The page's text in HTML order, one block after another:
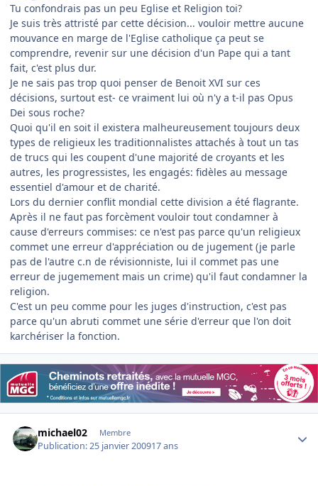
Tu confondrais pas un peu Eglise et Religion toi?
Je suis très attristé par cette décision... vouloir mettre aucune
mouvance en marge de l'Eglise catholique ça peut se
comprendre, revenir sur une décision d'un Pape qui a tant
fait, c'est plus dur.
Je ne sais pas trop quoi penser de Benoit XVI sur ces
décisions, surtout est- ce vraiment lui où n'y a t-il pas Opus
Dei sous roche?
Quoi qu'il en soit il existera malheureusement toujours deux
types de religieux les traditionnalistes attachés à tout un tas
de trucs qui les coupent d'une majorité de croyants et les
autres, les progressistes, les engagés: fidèles au message
essentiel d'amour et de charité.
Lors du dernier conflit mondial cette division a été flagrante.
Après il ne faut pas forcèment vouloir tout condamner à
cause d'erreurs commises: ce n'est pas parce qu'un religieux
commet une erreur d'appréciation ou de jugement (je parle
pas de l'autre c.n de révisionniste, lui il commet pas une
erreur de jugemement mais un crime) qu'il faut condamner la
religion.
C'est un peu comme pour les juges d'instruction, c'est pas
parce qu'un abruti commet une série d'erreur que l'on doit
karchériser la fonction.
michael02 Membre
Publication:25 janvier 200917 ans